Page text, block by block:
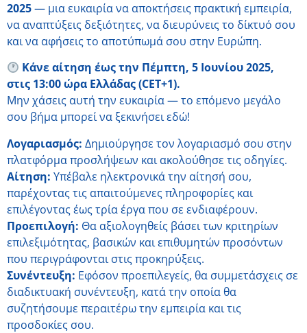
2025— μια ευκαιρία να αποκτήσεις πρακτική εμπειρία,
να αναπτύξεις δεξιότητες, να διευρύνεις το δίκτυό σου
και να αφήσεις το αποτύπωμά σου στην Ευρώπη.
Κάνε αίτηση έως την Πέμπτη, 5 Ιουνίου 2025,
στις 13:00 ώρα Ελλάδας (CET+1).
Μην χάσεις αυτή την ευκαιρία — το επόμενο μεγάλο
σου βήμα μπορεί να ξεκινήσει εδώ!
Λογαριασμός: Δημιούργησε τον λογαριασμό σου στην
πλατφόρμα προσλήψεων και ακολούθησε τις οδηγίες.
Αίτηση: Υπέβαλε ηλεκτρονικά την αίτησή σου,
παρέχοντας τις απαιτούμενες πληροφορίες και
επιλέγοντας έως τρία έργα που σε ενδιαφέρουν.
Προεπιλογή: Θα αξιολογηθείς βάσει των κριτηρίων
επιλεξιμότητας, βασικών και επιθυμητών προσόντων
που περιγράφονται στις προκηρύξεις.
Συνέντευξη: Εφόσον προεπιλεγείς, θα συμμετάσχεις σε
διαδικτυακή συνέντευξη, κατά την οποία θα
συζητήσουμε περαιτέρω την εμπειρία και τις
προσδοκίες σου.